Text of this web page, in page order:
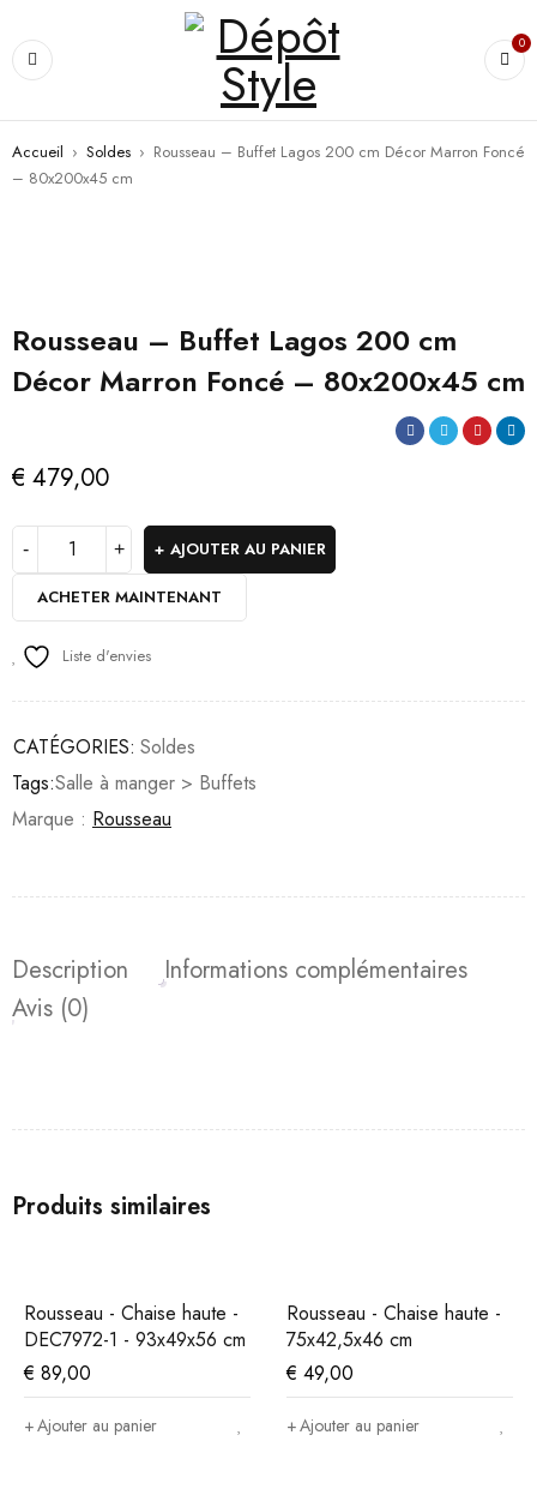
0
Accueil › Soldes › Rousseau – Buffet Lagos 200 cm Décor Marron Foncé
– 80x200x45 cm
Rousseau – Buffet Lagos 200 cm
Décor Marron Foncé – 80x200x45 cm
€ 479,00
AJOUTER AU PANIER
ACHETER MAINTENANT
Liste d'envies
CATÉGORIES: Soldes
Tags:Salle à manger > Buffets
Marque : Rousseau
Description
Informations complémentaires
Avis (0)
Produits similaires
Rousseau - Chaise haute -
DEC7972-1 - 93x49x56 cm
€ 89,00
Ajouter au panier
Rousseau - Chaise haute -
75x42,5x46 cm
€ 49,00
Ajouter au panier